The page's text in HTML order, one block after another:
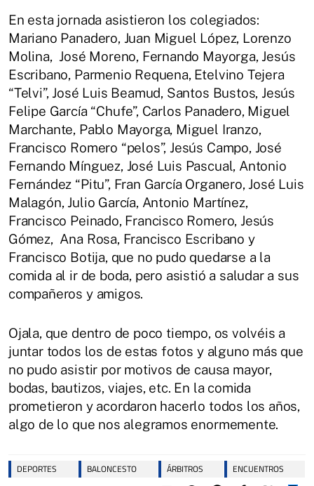
En esta jornada asistieron los colegiados:
Mariano Panadero, Juan Miguel López, Lorenzo
Molina, José Moreno, Fernando Mayorga, Jesús
Escribano, Parmenio Requena, Etelvino Tejera
“Telvi”, José Luis Beamud, Santos Bustos, Jesús
Felipe García “Chufe”, Carlos Panadero, Miguel
Marchante, Pablo Mayorga, Miguel Iranzo,
Francisco Romero “pelos”, Jesús Campo, José
Fernando Mínguez, José Luis Pascual, Antonio
Fernández “Pitu”, Fran García Organero, José Luis
Malagón, Julio García, Antonio Martínez,
Francisco Peinado, Francisco Romero, Jesús
Gómez, Ana Rosa, Francisco Escribano y
Francisco Botija, que no pudo quedarse a la
comida al ir de boda, pero asistió a saludar a sus
compañeros y amigos.
Ojala, que dentro de poco tiempo, os volvéis a
juntar todos los de estas fotos y alguno más que
no pudo asistir por motivos de causa mayor,
bodas, bautizos, viajes, etc. En la comida
prometieron y acordaron hacerlo todos los años,
algo de lo que nos alegramos enormemente.
DEPORTES BALONCESTO ÁRBITROS ENCUENTROS